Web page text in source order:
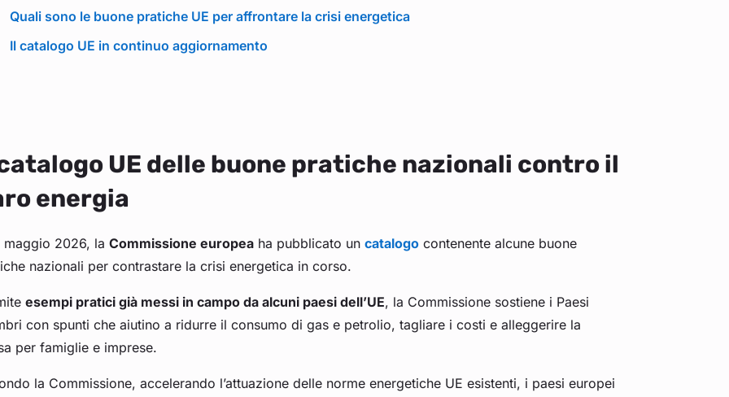
Quali sono le buone pratiche UE per affrontare la crisi energetica
Il catalogo UE in continuo aggiornamento
UE delle buone pratiche nazionali contro il
energia
maggio 2026, la Commissione europeaha pubblicato un catalogocontenente alcune buone
nazionali per contrastare la crisi energetica in corso.
esempi pratici già messi in campo da alcuni paesi dell’UE, la Commissione sostiene i Paesi
con spunti che aiutino a ridurre il consumo di gas e petrolio, tagliare i costi e alleggerire la
per famiglie e imprese.
la Commissione, accelerando l’attuazione delle norme energetiche UE esistenti, i paesi europei